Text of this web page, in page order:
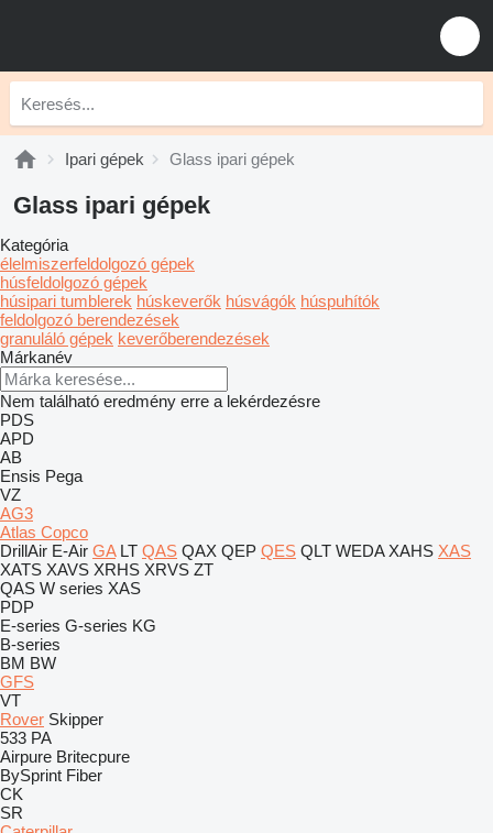
Ipari gépek Glass ipari gépek
Glass ipari gépek
Kategória
élelmiszerfeldolgozó gépek
húsfeldolgozó gépek
húsipari tumblerek húskeverők húsvágók húspuhítók
feldolgozó berendezések
granuláló gépek keverőberendezések
Márkanév
Nem található eredmény erre a lekérdezésre
PDS
APD
AB
Ensis Pega
VZ
AG3
Atlas Copco
DrillAir E-Air GA LT QAS QAX QEP QES QLT WEDA XAHS XAS
XATS XAVS XRHS XRVS ZT
QAS W series XAS
PDP
E-series G-series KG
B-series
BM BW
GFS
VT
Rover Skipper
533 PA
Airpure Britecpure
BySprint Fiber
CK
SR